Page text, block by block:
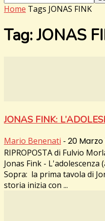
Home Tags JONAS FINK
Tag: JONAS
JONAS FINK:
Mario Benenati - 20 Marzo
RIPROPOSTA di Fulvio
Jonas Fink - L'adolescenza
Sopra: la prima tavola di
storia inizia con ...